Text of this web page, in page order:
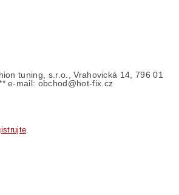
tuning, s.r.o., Vrahovická 14, 796 01
e-mail: obchod@hot-fix.cz